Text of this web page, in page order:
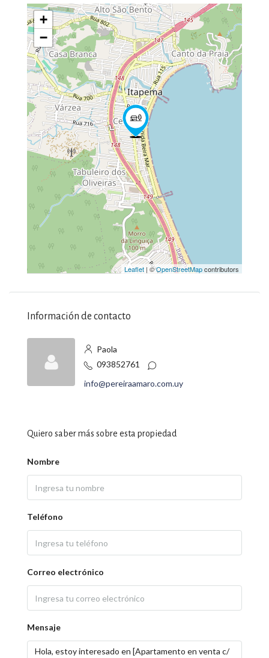
+
−
Leaflet | ©OpenStreetMapcontributors
Información de contacto
Paola
093852761
info@pereiraamaro.com.uy
Quiero saber más sobre esta propiedad
Nombre
Teléfono
Correo electrónico
Mensaje